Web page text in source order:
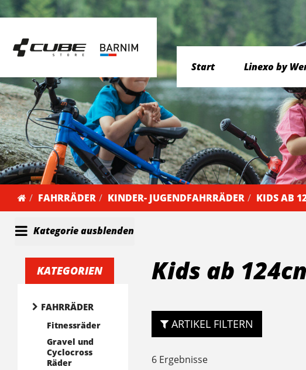
Start Linexo by
FAHRRÄDER KINDER- JUGENDFAHRRÄDER KIDS AB
Kategorie ausblenden
KATEGORIEN
FAHRRÄDER
Fitnessräder
Gravel und
Cyclocross
Räder
Kids ab
ARTIKEL FILTERN
6 Ergebnisse